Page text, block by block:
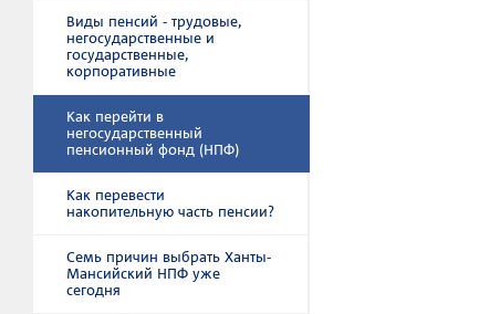
Виды пенсий - трудовые,
негосударственные и
государственные,
корпоративные
Как перейти в
негосударственный
пенсионный фонд (НПФ)
Как перевести
накопительную часть пенсии?
Семь причин выбрать Ханты-
Мансийский НПФ уже
сегодня